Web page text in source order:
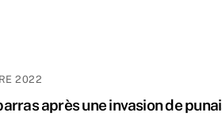
2022
après une invasion de